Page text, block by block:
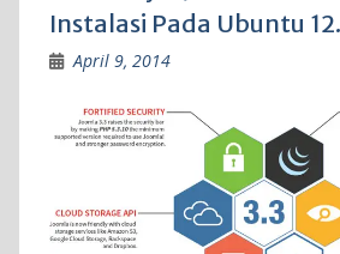
Instalasi Pada Ubuntu
April 9, 2014